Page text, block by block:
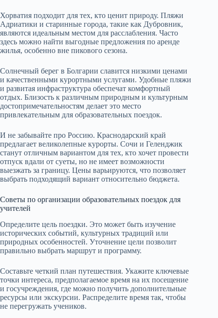
Хорватия подходит для тех, кто ценит природу. Пляжи
Адриатики и старинные города, такие как Дубровник,
являются идеальным местом для расслабления. Часто
здесь можно найти выгодные предложения по аренде
жилья, особенно вне пикового сезона.
Солнечный берег в Болгарии славится низкими ценами
и качественными курортными услугами. Удобные пляжи
и развитая инфраструктура обеспечат комфортный
отдых. Близость к различным природным и культурным
достопримечательностям делает это место
привлекательным для образовательных поездок.
И не забывайте про Россию. Краснодарский край
предлагает великолепные курорты. Сочи и Геленджик
станут отличным вариантом для тех, кто хочет провести
отпуск вдали от суеты, но не имеет возможности
выезжать за границу. Цены варьируются, что позволяет
выбрать подходящий вариант относительно бюджета.
Советы по организации образовательных поездок для
учителей
Определите цель поездки. Это может быть изучение
исторических событий, культурных традиций или
природных особенностей. Уточнение цели позволит
правильно выбрать маршрут и программу.
Составьте четкий план путешествия. Укажите ключевые
точки интереса, предполагаемое время на их посещение
и госучреждения, где можно получить дополнительные
ресурсы или экскурсии. Распределите время так, чтобы
не перегружать учеников.